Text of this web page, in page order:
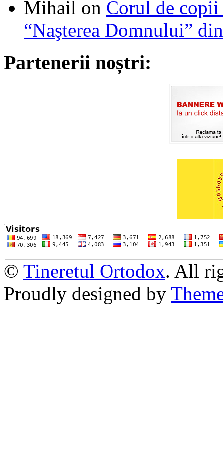
Mihail on Corul de
“Naşterea Domnului”
Partenerii noștri:
© Tineretul Ortodox. All
Proudly designed by